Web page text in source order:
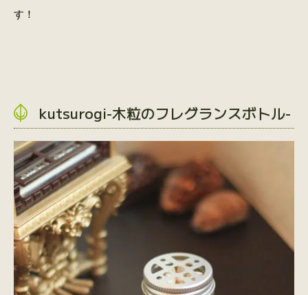
す！
kutsurogi-木粒のフレグランスボトル-